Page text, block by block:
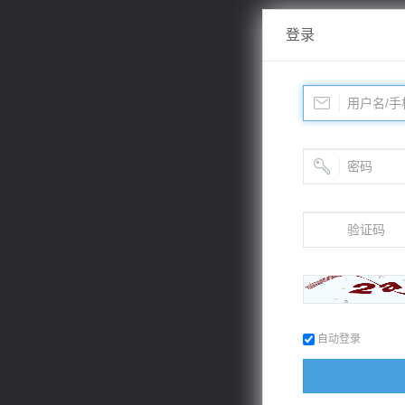
登录
自动登录